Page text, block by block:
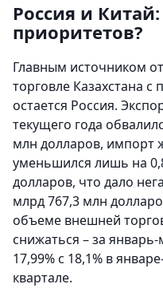
Россия и
приоритетов?
Главным источником
торговле Казахстана
остается Россия.
текущего года
млн долларов, импорт
уменьшился лишь на
долларов, что дало
млрд 767,3 млн
объеме внешней
снижаться – за
17,99% с 18,1% в
квартале.